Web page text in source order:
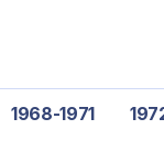
1968-1971